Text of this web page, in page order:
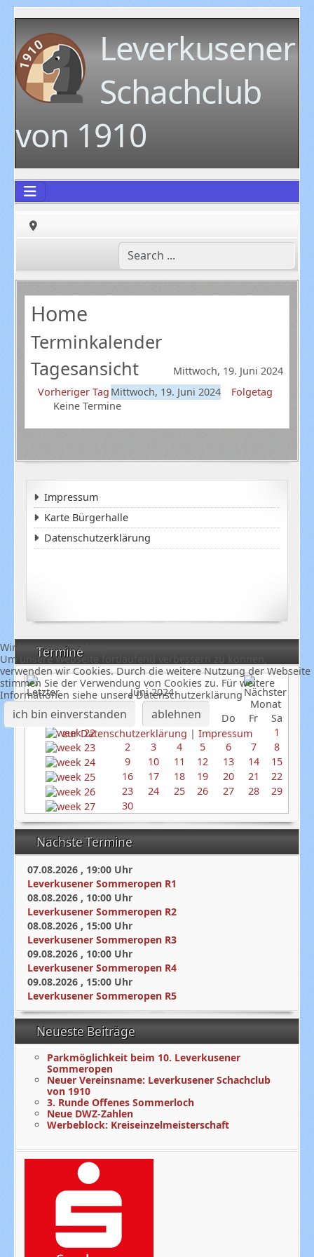
Leverkusener
Schachclub
von 1910
Termine
Juni 2024
So
Mo Di Mi Do Fr
Sa
1
2
3 4 5 6 7
8
9
10 11 12 13 14
15
16
17 18 19 20 21
22
23
24 25 26 27 28
29
30
Nächste Termine
07.08.2026 , 19:00 Uhr
Leverkusener Sommeropen R1
08.08.2026 , 10:00 Uhr
Leverkusener Sommeropen R2
08.08.2026 , 15:00 Uhr
Leverkusener Sommeropen R3
09.08.2026 , 10:00 Uhr
Leverkusener Sommeropen R4
09.08.2026 , 15:00 Uhr
Leverkusener Sommeropen R5
Neueste Beiträge
Parkmöglichkeit beim 10. Leverkusener
Sommeropen
Neuer Vereinsname: Leverkusener Schachclub
von 1910
3. Runde Offenes Sommerloch
Neue DWZ-Zahlen
Werbeblock: Kreiseinzelmeisterschaft
Home
Terminkalender
Tagesansicht
Mittwoch, 19. Juni 2024
Vorheriger Tag Mittwoch, 19. Juni 2024
Folgetag
Keine Termine
Impressum
Karte Bürgerhalle
Datenschutzerklärung
Wir benutzen Cookies
Um unsere Webseite fortlaufend verbessern zu können,
verwenden wir Cookies. Durch die weitere Nutzung der Webseite
stimmen Sie der Verwendung von Cookies zu. Für weitere
Informationen siehe unsere Datenschutzerklärung
ich bin einverstanden ablehnen
zur Datenschutzerklärung | Impressum